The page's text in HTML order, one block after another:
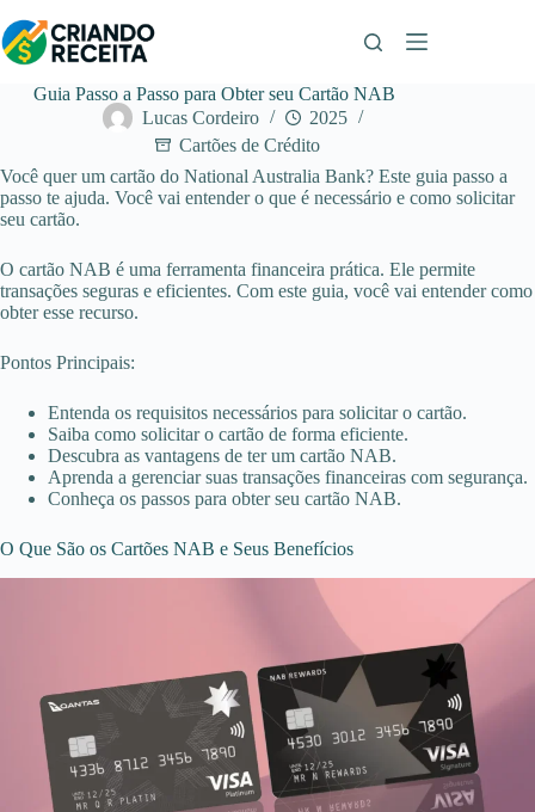
para
o
Guia Passo a Passo para Obter seu Cartão NAB
Lucas Cordeiro
2025
Cartões de Crédito
Você quer um cartão do National Australia Bank? Este guia passo a
passo te ajuda. Você vai entender o que é necessário e como solicitar
seu cartão.
O cartão NAB é uma ferramenta financeira prática. Ele permite
transações seguras e eficientes. Com este guia, você vai entender como
obter esse recurso.
Pontos Principais:
Entenda os requisitos necessários para solicitar o cartão.
Saiba como solicitar o cartão de forma eficiente.
Descubra as vantagens de ter um cartão NAB.
Aprenda a gerenciar suas transações financeiras com segurança.
Conheça os passos para obter seu cartão NAB.
O Que São os Cartões NAB e Seus Benefícios